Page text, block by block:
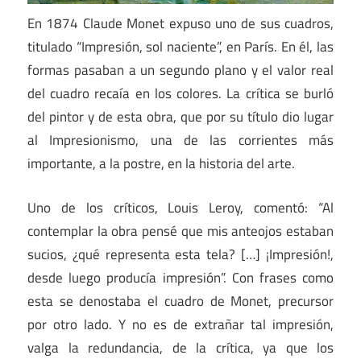
En 1874 Claude Monet expuso uno de sus cuadros,
titulado “Impresión, sol naciente”, en París. En él, las
formas pasaban a un segundo plano y el valor real
del cuadro recaía en los colores. La crítica se burló
del pintor y de esta obra, que por su título dio lugar
al Impresionismo, una de las corrientes más
importante, a la postre, en la historia del arte.
Uno de los críticos, Louis Leroy, comentó: “Al
contemplar la obra pensé que mis anteojos estaban
sucios, ¿qué representa esta tela? […] ¡Impresión!,
desde luego producía impresión”. Con frases como
esta se denostaba el cuadro de Monet, precursor
por otro lado. Y no es de extrañar tal impresión,
valga la redundancia, de la crítica, ya que los